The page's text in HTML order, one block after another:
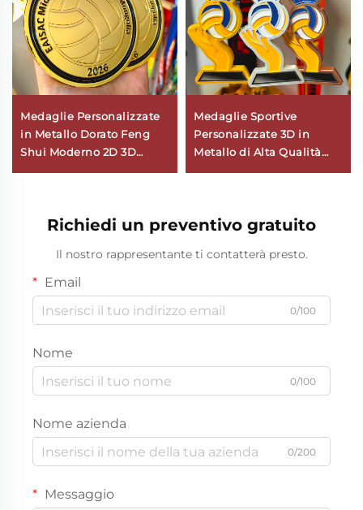
Medaglie Personalizzate
in Metallo Dorato Feng
Shui Moderno 2D 3D
Medaglie Sportive
Personalizzate 3D in
Metallo di Alta Qualità
in Lega di Zinco
Richiedi un preventivo gratuito
Il nostro rappresentante ti contatterà presto.
Email
0/100
Nome
0/100
Nome azienda
0/200
Messaggio